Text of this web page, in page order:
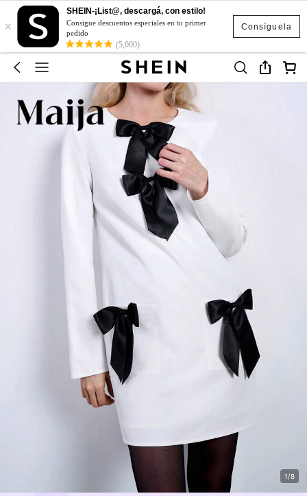
Consíguela
×
SHEIN-¡List@, descargá, con estilo!
Consigue descuentos especiales en tu primer
pedido
(5,000)
1/8